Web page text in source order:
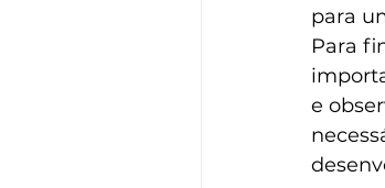
para
Para
e